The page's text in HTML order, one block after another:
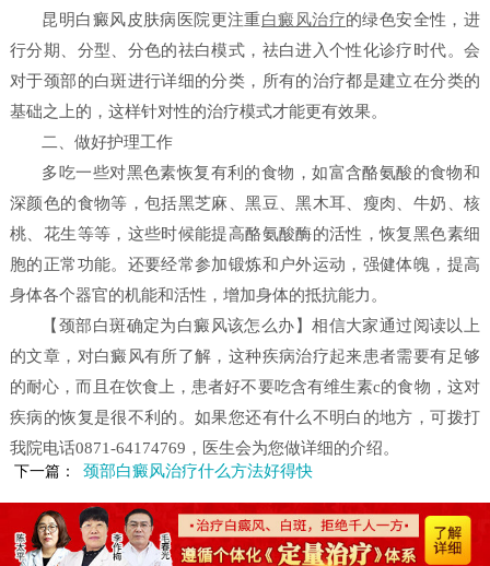
昆明白癜风皮肤病医院更注重白癜风治疗的绿色安全性，进
行分期、分型、分色的祛白模式，祛白进入个性化诊疗时代。会
对于颈部的白斑进行详细的分类，所有的治疗都是建立在分类的
基础之上的，这样针对性的治疗模式才能更有效果。
二、做好护理工作
多吃一些对黑色素恢复有利的食物，如富含酪氨酸的食物和
深颜色的食物等，包括黑芝麻、黑豆、黑木耳、瘦肉、牛奶、核
桃、花生等等，这些时候能提高酪氨酸酶的活性，恢复黑色素细
胞的正常功能。还要经常参加锻炼和户外运动，强健体魄，提高
身体各个器官的机能和活性，增加身体的抵抗能力。
【颈部白斑确定为白癜风该怎么办】相信大家通过阅读以上
的文章，对白癜风有所了解，这种疾病治疗起来患者需要有足够
的耐心，而且在饮食上，患者好不要吃含有维生素c的食物，这对
疾病的恢复是很不利的。如果您还有什么不明白的地方，可拨打
我院电话0871-64174769，医生会为您做详细的介绍。
下一篇： 颈部白癜风治疗什么方法好得快